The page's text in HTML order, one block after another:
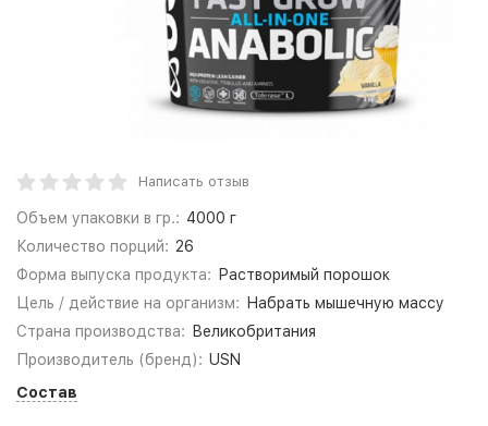
Написать отзыв
Объем упаковки в гр.: 4000 г
Количество порций: 26
Форма выпуска продукта:
Растворимый порошок
Цель / действие на организм:
Набрать мышечную массу
Страна производства:
Великобритания
Производитель (бренд): USN
Состав